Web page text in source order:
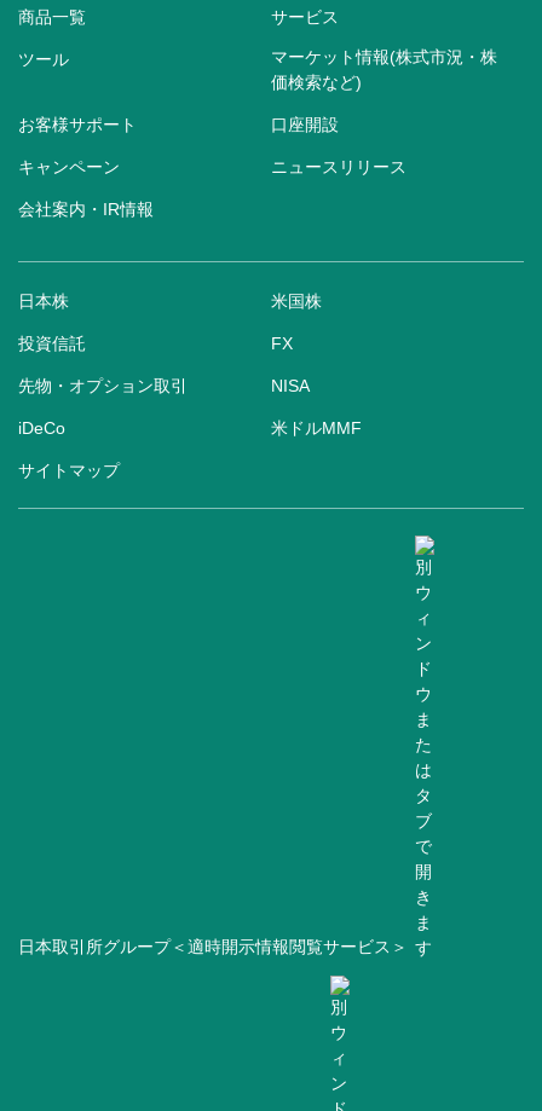
商品一覧 サービス
ツール
マーケット情報(株式市況・株
価検索など)
お客様サポート 口座開設
キャンペーン ニュースリリース
会社案内・IR情報
日本株 米国株
投資信託 FX
先物・オプション取引 NISA
iDeCo 米ドルMMF
サイトマップ
日本取引所グループ＜適時開示情報閲覧サービス＞